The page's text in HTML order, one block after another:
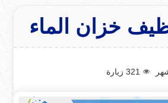
خزان الماء
321 زيارة